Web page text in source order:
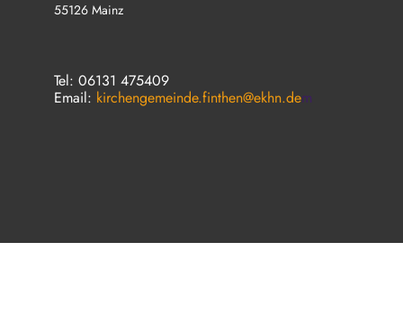
55126 Mainz
Tel: 06131 475409
Email: kirchengemeinde.finthen@ekhn.dem